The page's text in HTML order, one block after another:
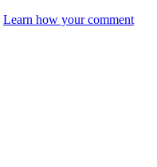
Learn how your comment